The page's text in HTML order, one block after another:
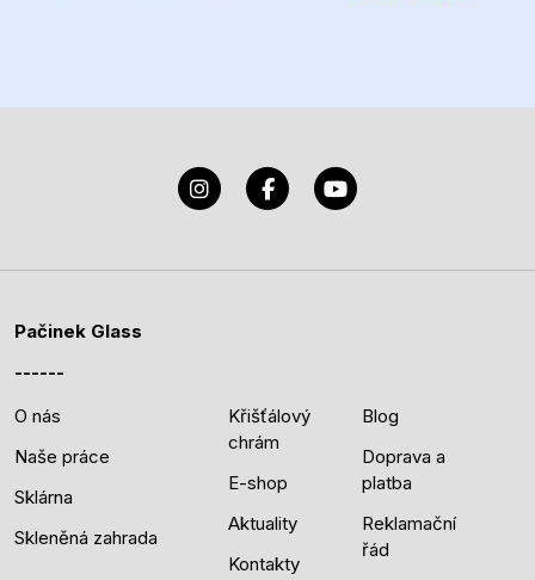
Pačinek Glass
O nás
Naše práce
Sklárna
Skleněná zahrada
Křišťálový
chrám
E-shop
Aktuality
Kontakty
Blog
Doprava a
platba
Reklamační
řád